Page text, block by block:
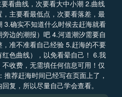
看曲线，次要看大中小潮 2.曲线
主要看最低点，次要看落差，最
3.确实不知道什么时候去赶海就看
边的潮报）吧 4.河道潮汐需要自
准不准看自己经验 5.赶海的不要
色曲线），以免看晕自己！ 6.我
收费，无需填任何信息可用！仅
推荐赶海时间已经写在页面上了，
复，所以尽量自己学会查看。